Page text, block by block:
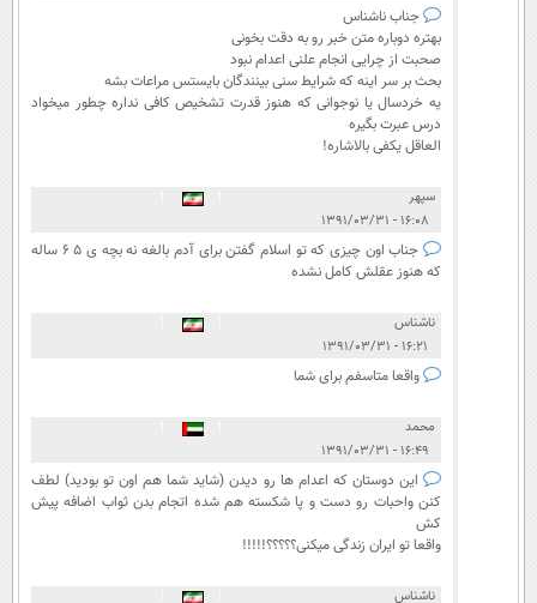
جناب ناشناس
بهتره دوباره متن خبر رو به دقت بخونی
صحبت از چرایی انجام علنی اعدام نبود
بحث بر سر اینه که شرایط سنی بینندگان بایستس مراعات بشه
یه خردسال یا نوجوانی که هنوز قدرت تشخیص کافی نداره چطور میخواد
درس عبرت بگیره
العاقل یکفی بالاشاره!
سپهر
۱۶:۰۸ - ۱۳۹۱/۰۳/۳۱
جناب اون چیزی که تو اسلام گفتن برای آدم بالغه نه بچه ی 5 6 ساله
که هنوز عقلش کامل نشده
ناشناس
۱۶:۲۱ - ۱۳۹۱/۰۳/۳۱
واقعا متاسفم برای شما
محمد
۱۶:۴۹ - ۱۳۹۱/۰۳/۳۱
این دوستان که اعدام ها رو دیدن (شاید شما هم اون تو بودید) لطف
کنن واحبات رو دست و پا شکسته هم شده اتجام بدن ثواب اضافه پیش
کش
واقعا تو ایران زندگی میکنی؟؟؟؟؟!!!!!
ناشناس